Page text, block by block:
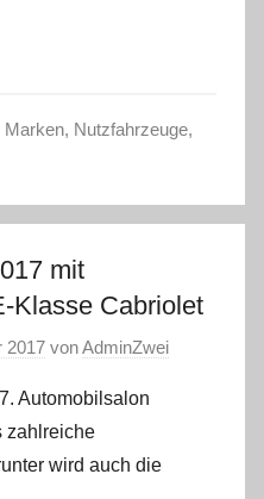
Marken, Nutzfahrzeuge,
mit
Cabriolet
2017 vonAdminZwei
Automobilsalon
zahlreiche
wird auch die